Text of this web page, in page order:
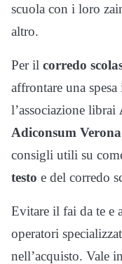
scuola con i loro
altro.
Per il corredo
affrontare una
l’associazione librai
Adiconsum Verona
consigli utili su
testo e del corredo
Evitare il fai da te e
operatori
nell’acquisto. Vale